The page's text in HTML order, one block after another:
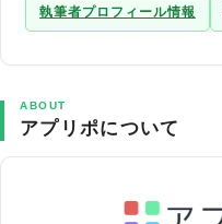
執筆者プロフィール情報
ABOUT
アプリポについて